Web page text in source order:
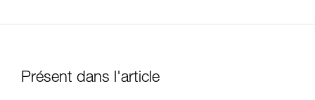
Présent dans l'article